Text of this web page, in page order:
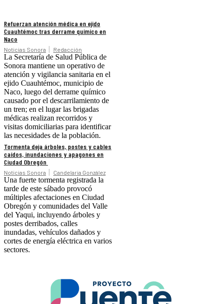
Refuerzan atención médica en ejido
Cuauhtémoc tras derrame químico en
Naco
Noticias Sonora Redacción
La Secretaría de Salud Pública de
Sonora mantiene un operativo de
atención y vigilancia sanitaria en el
ejido Cuauhtémoc, municipio de
Naco, luego del derrame químico
causado por el descarrilamiento de
un tren; en el lugar las brigadas
médicas realizan recorridos y
visitas domiciliarias para identificar
las necesidades de la población.
Tormenta deja árboles, postes y cables
caídos, inundaciones y apagones en
Ciudad Obregón
Noticias Sonora Candelaria González
Una fuerte tormenta registrada la
tarde de este sábado provocó
múltiples afectaciones en Ciudad
Obregón y comunidades del Valle
del Yaqui, incluyendo árboles y
postes derribados, calles
inundadas, vehículos dañados y
cortes de energía eléctrica en varios
sectores.